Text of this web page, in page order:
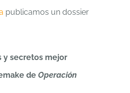
publicamos un dossier
y secretos mejor
de Operación